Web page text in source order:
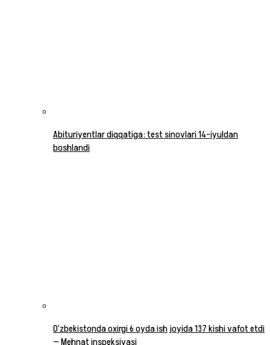
Abituriyentlar diqqatiga: test sinovlari 14-iyuldan
boshlandi
O‘zbekistonda oxirgi 6 oyda ish joyida 137 kishi vafot etdi
— Mehnat inspeksiyasi